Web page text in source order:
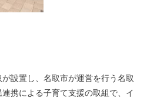
設置し、名取市が運営を行う名取
携による子育て支援の取組で、イ